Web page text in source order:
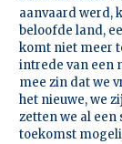
aanvaard werd,
beloofde land,
komt niet meer
intrede van een
mee zin dat we
het nieuwe, we
zetten we al een
toekomst